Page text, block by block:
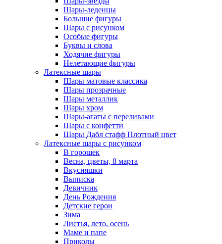
Шары-леденцы
Большие фигуры
Шары с рисунком
Особые фигуры
Буквы и слова
Ходячие фигуры
Нелетающие фигуры
Латексные шары
Шары матовые классика
Шары прозрачные
Шары металлик
Шары хром
Шары-агаты с переливами
Шары с конфетти
Шары Дабл стафф Плотный цвет
Латексные шары с рисунком
В горошек
Весна, цветы, 8 марта
Вкусняшки
Выписка
Девичник
День Рождения
Детские герои
Зима
Листья, лето, осень
Маме и папе
Приколы